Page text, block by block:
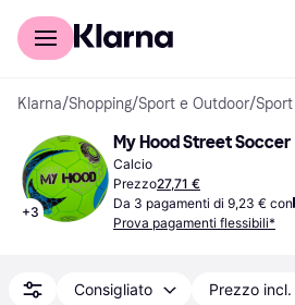
Per il tuo shopping
Klarna/Shopping/Sport e Outdoor/
+3
My Hood Street Soccer
Calcio
Prezzo27,71 €
Da 3 pagamenti di 9,23 € con
Prova pagamenti flessibili*
Consigliato Prezzo